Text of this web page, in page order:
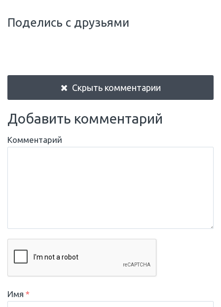
Поделись с друзьями
Скрыть комментарии
Добавить комментарий
Комментарий
Имя *